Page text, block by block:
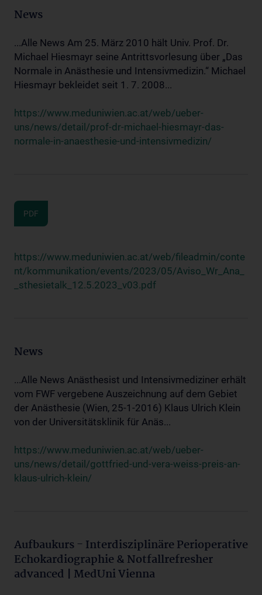
News
...Alle News Am 25. März 2010 hält Univ. Prof. Dr.
Michael Hiesmayr seine Antrittsvorlesung über „Das
Normale in Anästhesie und Intensivmedizin.“ Michael
Hiesmayr bekleidet seit 1. 7. 2008...
https://www.meduniwien.ac.at/web/ueber-
uns/news/detail/prof-dr-michael-hiesmayr-das-
normale-in-anaesthesie-und-intensivmedizin/
PDF
https://www.meduniwien.ac.at/web/fileadmin/conte
nt/kommunikation/events/2023/05/Aviso_Wr_Ana_
_sthesietalk_12.5.2023_v03.pdf
News
...Alle News Anästhesist und Intensivmediziner erhält
vom FWF vergebene Auszeichnung auf dem Gebiet
der Anästhesie (Wien, 25-1-2016) Klaus Ulrich Klein
von der Universitätsklinik für Anäs...
https://www.meduniwien.ac.at/web/ueber-
uns/news/detail/gottfried-und-vera-weiss-preis-an-
klaus-ulrich-klein/
Aufbaukurs - Interdisziplinäre Perioperative
Echokardiographie & Notfallrefresher
advanced | MedUni Vienna